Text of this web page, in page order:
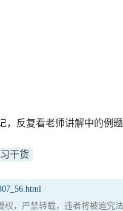
反复看老师讲解中的例题
干货
，严禁转载，违者将被追究法